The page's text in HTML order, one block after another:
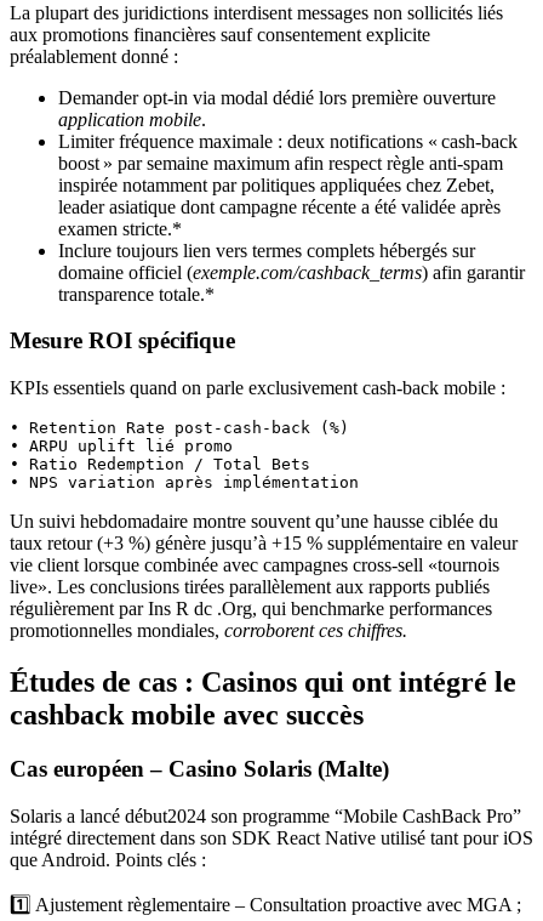
La plupart des juridictions interdisent messages non sollicités liés
aux promotions financières sauf consentement explicite
préalablement donné :
Demander opt-in via modal dédié lors première ouverture
application mobile.
Limiter fréquence maximale : deux notifications « cash-back
boost » par semaine maximum afin respect règle anti‐spam
inspirée notamment par politiques appliquées chez Zebet,
leader asiatique dont campagne récente a été validée après
examen stricte.*
Inclure toujours lien vers termes complets hébergés sur
domaine officiel (exemple.com/cashback_terms) afin garantir
transparence totale.*
Mesure ROI spécifique
KPIs essentiels quand on parle exclusivement cash‑back mobile :
• Retention Rate post-cash-back (%)
• ARPU uplift lié promo
• Ratio Redemption / Total Bets
Un suivi hebdomadaire montre souvent qu’une hausse ciblée du
taux retour (+​3 %) génère jusqu’à +​15 % supplémentaire en valeur
vie client lorsque combinée avec campagnes cross-sell «tournois
live». Les conclusions tirées parallèlement aux rapports publiés
régulièrement par Ins R dc .Org, qui benchmarke performances
promotionnelles mondiales, corroborent ces chiffres.
Études de cas : Casinos qui ont intégré le
cashback mobile avec succès
Cas européen – Casino Solaris (Malte)
Solaris a lancé début2024 son programme “Mobile CashBack Pro”
intégré directement dans son SDK React Native utilisé tant pour iOS
que Android. Points clés :
1️⃣ Ajustement règlementaire – Consultation proactive avec MGA ;